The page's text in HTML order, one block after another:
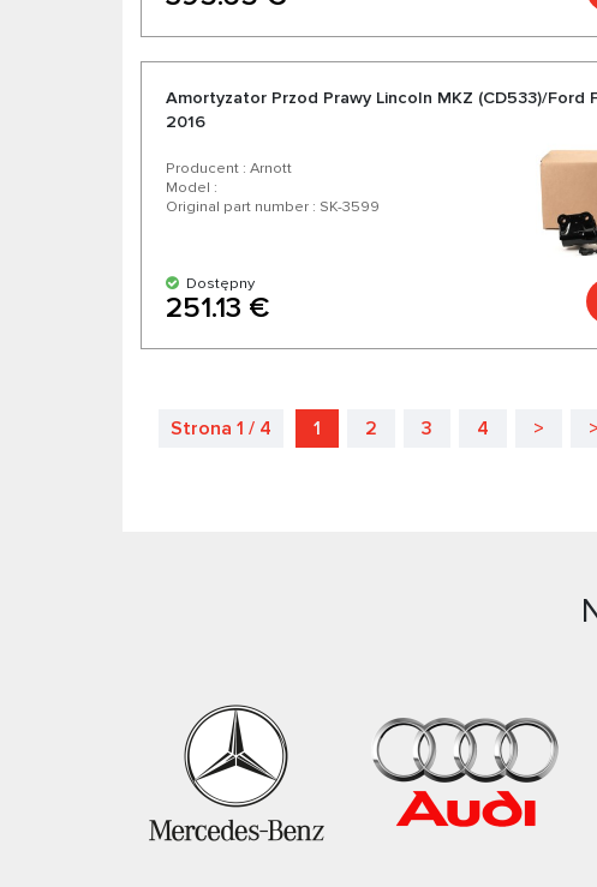
Amortyzator Przod Prawy Lincoln MKZ (CD533)/Ford
2016
Producent : Arnott
Model :
Original part number : SK-3599
Dostępny
251.13 €
Strona 1 / 4 1 2 3 4 >